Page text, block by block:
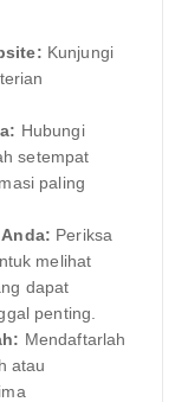
Kunjungi
Hubungi
setempat
paling
Periksa
melihat
dapat
penting.
Mendaftarlah
atau